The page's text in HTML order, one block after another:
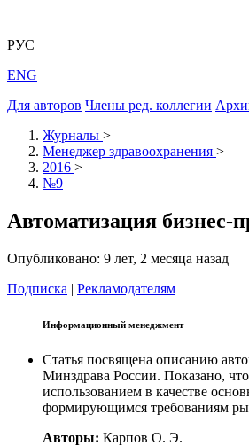
РУС
ENG
Для авторов Члены ред. коллегии
Журналы >
Менеджер здравоохранения >
2016 >
№9
Автоматизация бизнес-
Опубликовано: 9 лет, 2 месяца назад
Подписка | Рекламодателям
Информационный менеджмент
Статья посвящена описанию
Минздрава России. Показано,
использованием в качестве
формирующимся требованиям
Авторы: Карпов О. Э.